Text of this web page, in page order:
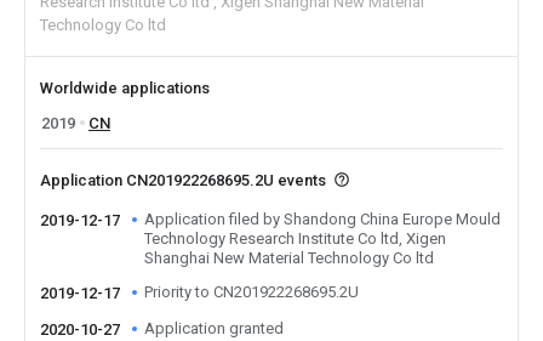
Technology Co ltd
Worldwide applications
2019
CN
Application CN201922268695.2U events
2019-12-17
Application filed by Shandong China Europe Mould
Technology Research Institute Co ltd, Xigen
Shanghai New Material Technology Co ltd
2019-12-17
Priority to CN201922268695.2U
2020-10-27 Application granted